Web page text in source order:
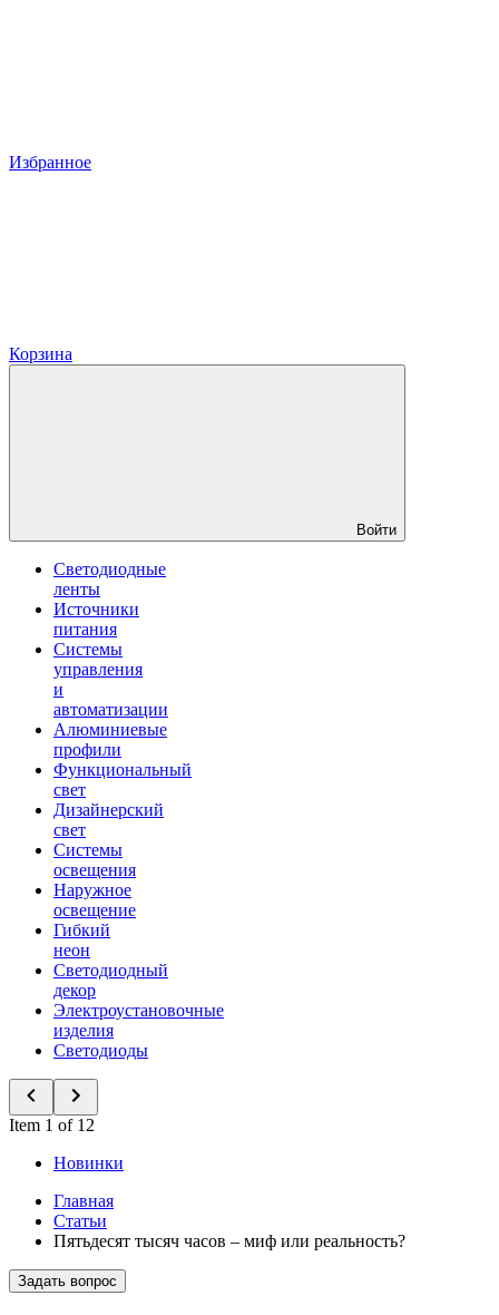
Избранное
Корзина
Войти
Светодиодные
ленты
Источники
питания
Системы
управления
и
автоматизации
Алюминиевые
профили
Функциональный
свет
Дизайнерский
свет
Системы
освещения
Наружное
освещение
Гибкий
неон
Светодиодный
декор
Электроустановочные
изделия
Светодиоды
Item 1 of 12
Новинки
Главная
Статьи
Пятьдесят тысяч часов – миф или реальность?
Задать вопрос